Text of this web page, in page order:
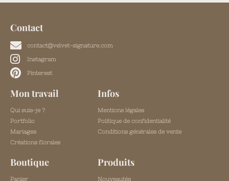
Produits
Nouveautés
Boutique
Panier
Infos
Mentions légales
Politique de confidentialité
Conditions générales de vente
Mon travail
Qui suis-je ?
Portfolio
Mariages
Créations florales
Contact
contact@velvet-signature.com
Instagram
Pinterest